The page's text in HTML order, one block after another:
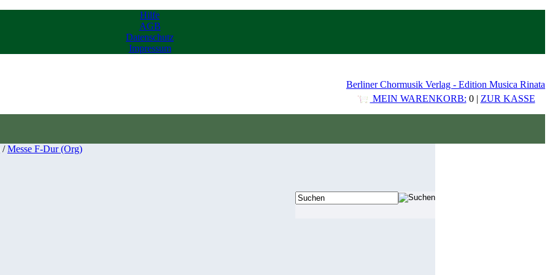
Hilfe
AGB
Datenschutz
Impressum
Berliner Chormusik Verlag - Edition Musica Rinata
MEIN WARENKORB: 0 | ZUR KASSE
/Messe F-Dur (Org)